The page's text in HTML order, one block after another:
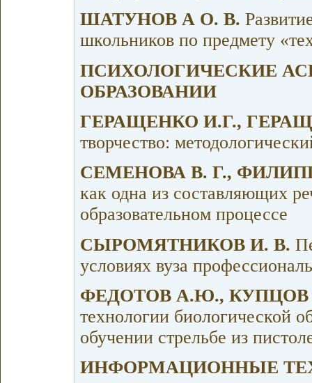
ШАТУНОВ А О. В.
школьников по предмету
ПСИХОЛОГИЧЕСКИЕ
ОБРАЗОВАНИИ
ГЕРАЩЕНКО И.Г.,
творчество:
СЕМЕНОВА В. Г.,
как одна из составляющих
образовательном процессе
СЫРОМЯТНИКОВ И. В.
условиях вуза
ФЕДОТОВ А.Ю., КУПЦОВ
технологии биологической
обучении стрельбе из
ИНФОРМАЦИОННЫЕ